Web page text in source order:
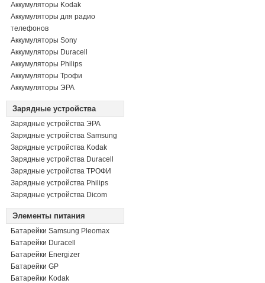
Аккумуляторы Kodak
Аккумуляторы для радио
телефонов
Аккумуляторы Sony
Аккумуляторы Duracell
Аккумуляторы Philips
Аккумуляторы Трофи
Аккумуляторы ЭРА
Зарядные устройства
Зарядные устройства ЭРА
Зарядные устройства Samsung
Зарядные устройства Kodak
Зарядные устройства Duracell
Зарядные устройства ТРОФИ
Зарядные устройства Philips
Зарядные устройства Dicom
Элементы питания
Батарейки Samsung Pleomax
Батарейки Duracell
Батарейки Energizer
Батарейки GP
Батарейки Kodak